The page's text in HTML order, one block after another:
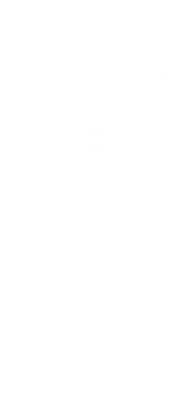
Nahlédnou
vy, tyto
která si zakládá na
rámci politiky